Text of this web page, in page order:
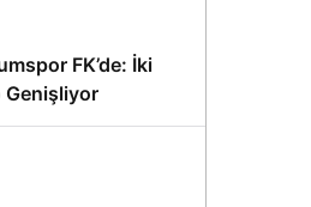
FK’de: İki
Genişliyor